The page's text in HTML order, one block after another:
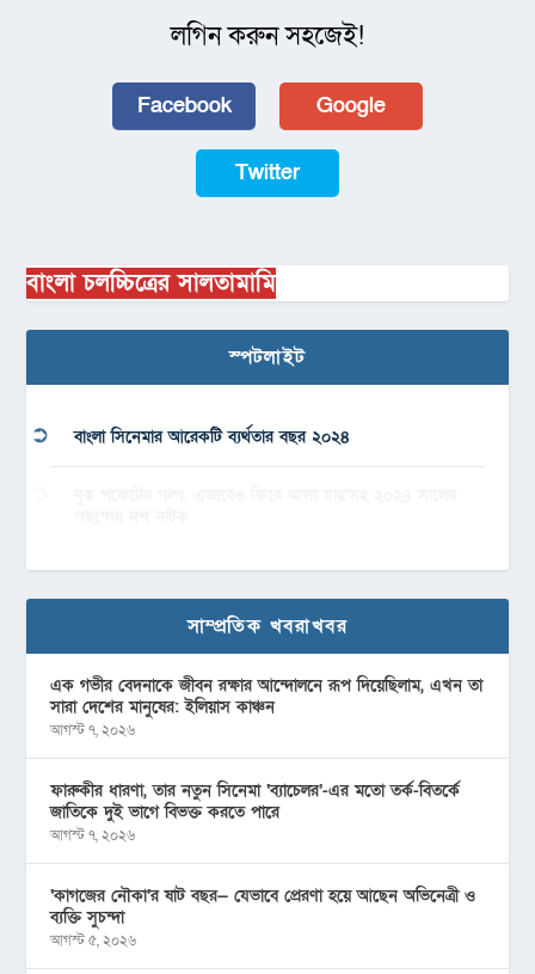
লগিন করুন সহজেই!
Facebook Google
Twitter
বাংলা চলচ্চিত্রের সালতামামি
স্পটলাইট
বাংলা সিনেমার আরেকটি ব্যর্থতার বছর ২০২৪
সাম্প্রতিক খবরাখবর
এক গভীর বেদনাকে জীবন রক্ষার আন্দোলনে রূপ দিয়েছিলাম, এখন তা
সারা দেশের মানুষের: ইলিয়াস কাঞ্চন
আগস্ট ৭, ২০২৬
ফারুকীর ধারণা, তার নতুন সিনেমা ‘ব্যাচেলর’-এর মতো তর্ক-বিতর্কে
জাতিকে দুই ভাগে বিভক্ত করতে পারে
আগস্ট ৭, ২০২৬
‘কাগজের নৌকা’র ষাট বছর— যেভাবে প্রেরণা হয়ে আছেন অভিনেত্রী ও
ব্যক্তি সুচন্দা
আগস্ট ৫, ২০২৬